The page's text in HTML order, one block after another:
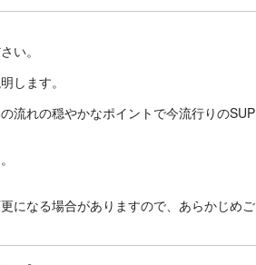
い。
します。
流れの穏やかなポイントで今流行りのSUP
になる場合がありますので、あらかじめご